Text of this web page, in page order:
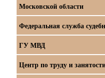
Московской области
Федеральная служба
ГУ МВД
Центр по труду и